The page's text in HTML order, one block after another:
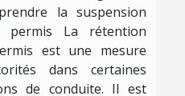
la suspension
La rétention
est une mesure
dans certaines
de conduite. Il est